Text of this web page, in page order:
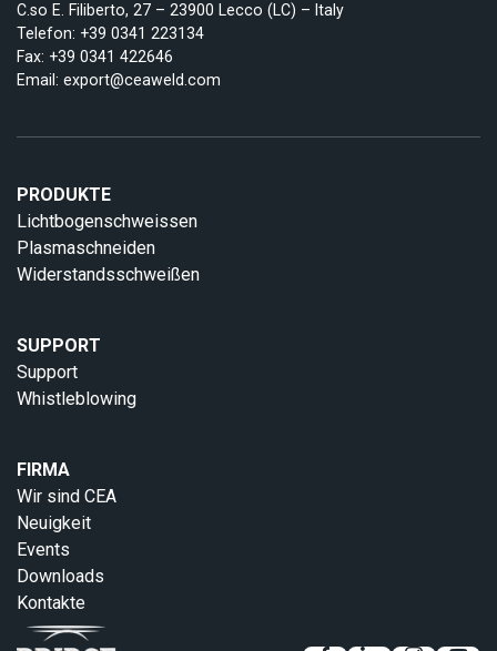
C.so E. Filiberto, 27 – 23900 Lecco (LC) – Italy
Telefon: +39 0341 223134
Fax: +39 0341 422646
Email: export@ceaweld.com
PRODUKTE
Lichtbogenschweissen
Plasmaschneiden
Widerstandsschweißen
SUPPORT
Support
Whistleblowing
FIRMA
Wir sind CEA
Neuigkeit
Events
Downloads
Kontakte